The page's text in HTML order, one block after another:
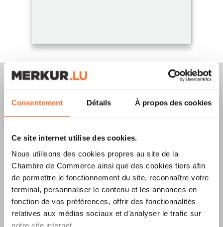
Consentement Détails À propos des cookies
Ce site internet utilise des cookies.
Nous utilisons des cookies propres au site de la
Chambre de Commerce ainsi que des cookies tiers afin
de permettre le fonctionnement du site, reconnaître votre
terminal, personnaliser le contenu et les annonces en
fonction de vos préférences, offrir des fonctionnalités
relatives aux médias sociaux et d'analyser le trafic sur
notre site internet.
Merkur Magazine
L’ÉDITIONÉTÉ
2026EST
DISPONIBLE !